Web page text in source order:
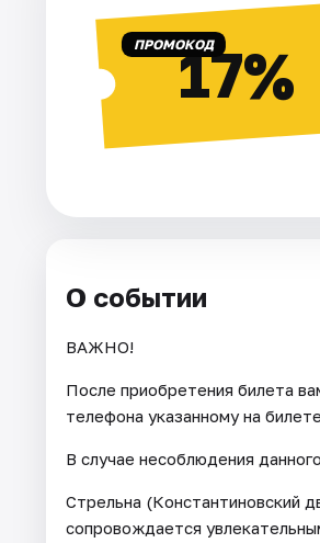
ПРОМОКОД17%
О событии
ВАЖНО!
После приобретения билета
телефона указанному на
В случае несоблюдения
Стрельна (Константиновский
сопровождается